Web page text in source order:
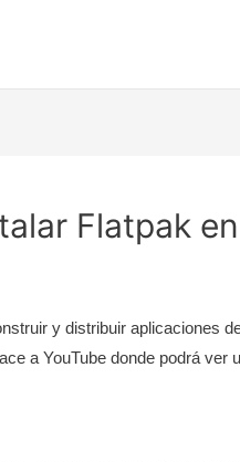
Flatpak
y distribuir aplicaciones
a YouTube donde podrá ver